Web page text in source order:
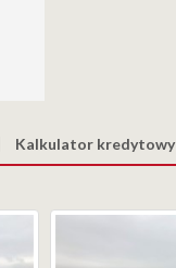
Kalkulator kredytowy